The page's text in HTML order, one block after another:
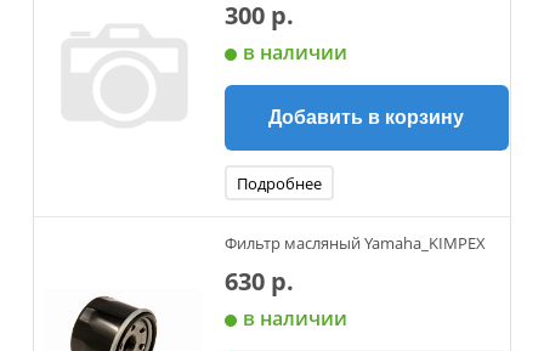
300 р.
в наличии
Добавить в корзину
Подробнее
Фильтр масляный Yamaha_KIMPEX
630 р.
в наличии